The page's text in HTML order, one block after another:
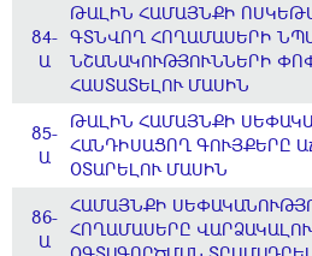
84-
Ա
ԹԱԼԻՆ ՀԱՄԱՅՆՔԻ
ԳՏՆՎՈՂ ՀՈՂԱՄԱՍԵՐԻ
ՆՇԱՆԱԿՈՒԹՅՈՒՆՆԵՐԻ
ՀԱՍՏԱՏԵԼՈՒ ՄԱՍԻՆ
85-
Ա
ԹԱԼԻՆ ՀԱՄԱՅՆՔԻ
ՀԱՆԴԻՍԱՑՈՂ ԳՈՒՅՔԵՐԸ
ՕՏԱՐԵԼՈՒ ՄԱՍԻՆ
86-
Ա
ՀԱՄԱՅՆՔԻ
ՀՈՂԱՄԱՍԵՐԸ